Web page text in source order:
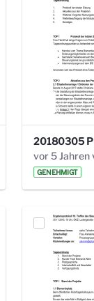
GENEHMIGT